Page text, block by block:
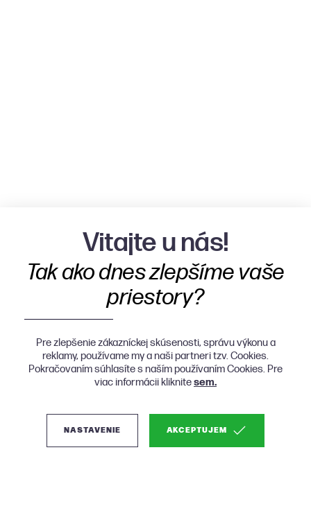
Vitajte u nás!
Tak ako dnes zlepšíme vaše
priestory?
Pre zlepšenie zákazníckej skúsenosti, správu výkonu a
reklamy, používame my a naši partneri tzv. Cookies.
Pokračovaním súhlasíte s naším používaním Cookies. Pre
viac informácii kliknitesem.
AKCEPTUJEM
NASTAVENIE